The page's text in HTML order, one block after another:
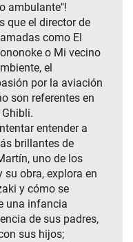
ambulante"!
que el director de
como El
o Mi vecino
el
por la aviación
son referentes en
entender a
brillantes de
uno de los
su obra, explora en
y cómo se
una infancia
de sus padres,
sus hijos;